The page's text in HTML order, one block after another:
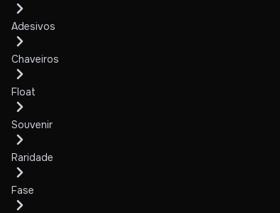
Adesivos
Chaveiros
Float
Souvenir
Raridade
Fase